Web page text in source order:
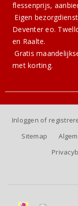
flessenprijs,
Eigen
Deventer eo.
en Raalte.
Gratis
met korting.
Inloggen of
Sitemap